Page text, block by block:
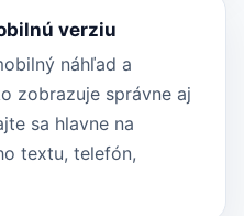
verziu
náhľad a
zobrazuje správne aj
sa hlavne na
textu, telefón,